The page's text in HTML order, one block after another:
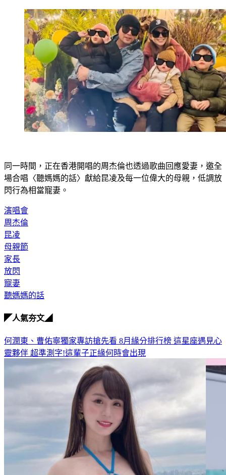
同一時間，正在香港開唱的周杰倫也透過歌曲回應愛妻，邀全
場合唱〈聽媽媽的話〉獻給昆凌及每一位偉大的母親，低調放
閃行為相當寵妻。
演唱會
周杰倫
昆凌
母親節
家長
放閃
寵妻
聽媽媽的話
◤人氣夯文◢
何潤東、曹佑寧獨家專訪搶先看 8月緣分排行榜 這星座遇見心
靈夥伴 超準測字!這輩子正緣何時會出現